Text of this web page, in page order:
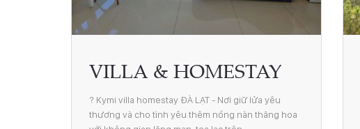
VILLA & HOMESTAY
? Kymi villa homestay ĐÀ LẠT - Nơi giữ lửa yêu
thương và cho tình yêu thêm nồng nàn thăng hoa